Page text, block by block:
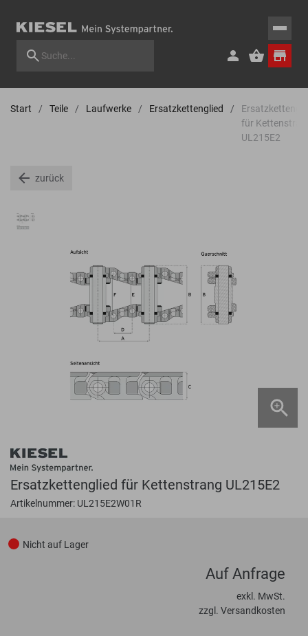
Start Teile Laufwerke Ersatzkettenglied
für
UL215E2
zurück
Ersatzkettenglied für Kettenstrang UL215E2
Artikelnummer: UL215E2W01R
Nicht auf Lager
Auf Anfrage
exkl. MwSt.
zzgl. Versandkosten